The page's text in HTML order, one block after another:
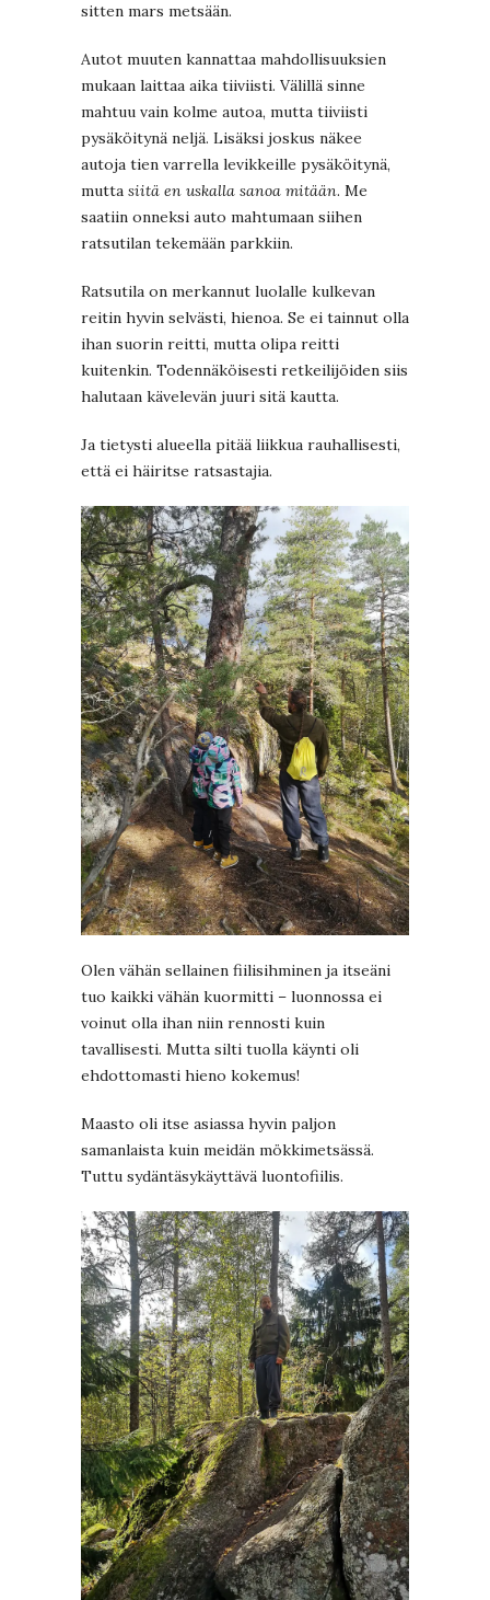
sitten mars metsään.
Autot muuten kannattaa mahdollisuuksien
mukaan laittaa aika tiiviisti. Välillä sinne
mahtuu vain kolme autoa, mutta tiiviisti
pysäköitynä neljä. Lisäksi joskus näkee
autoja tien varrella levikkeille pysäköitynä,
mutta siitä en uskalla sanoa mitään. Me
saatiin onneksi auto mahtumaan siihen
ratsutilan tekemään parkkiin.
Ratsutila on merkannut luolalle kulkevan
reitin hyvin selvästi, hienoa. Se ei tainnut olla
ihan suorin reitti, mutta olipa reitti
kuitenkin. Todennäköisesti retkeilijöiden siis
halutaan kävelevän juuri sitä kautta.
Ja tietysti alueella pitää liikkua rauhallisesti,
että ei häiritse ratsastajia.
Olen vähän sellainen fiilisihminen ja itseäni
tuo kaikki vähän kuormitti – luonnossa ei
voinut olla ihan niin rennosti kuin
tavallisesti. Mutta silti tuolla käynti oli
ehdottomasti hieno kokemus!
Maasto oli itse asiassa hyvin paljon
samanlaista kuin meidän mökkimetsässä.
Tuttu sydäntäsykäyttävä luontofiilis.